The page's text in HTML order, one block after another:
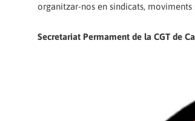
organitzar-nos en sindicats,
Secretariat Permament de la CGT de